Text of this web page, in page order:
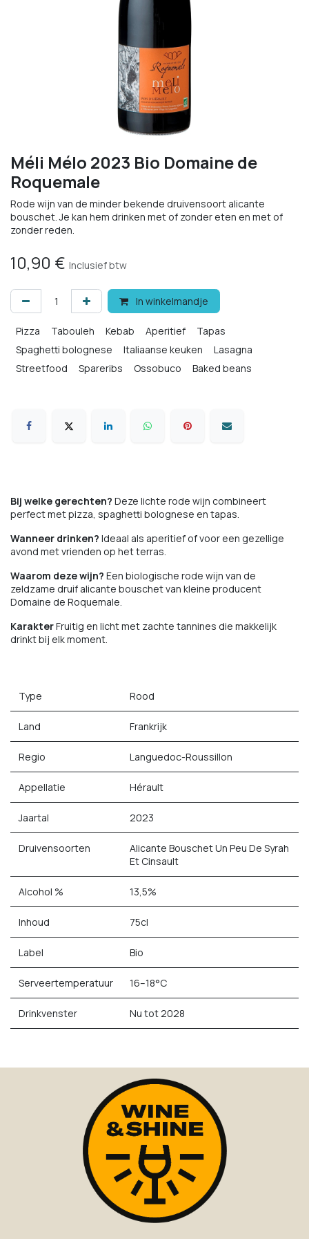
Méli Mélo 2023 Bio Domaine de
Roquemale
Rode wijn van de minder bekende druivensoort alicante
bouschet. Je kan hem drinken met of zonder eten en met of
zonder reden.
10,90 € Inclusief btw
In winkelmandje
Pizza Tabouleh Kebab Aperitief
Tapas
Spaghetti bolognese
Italiaanse keuken
Lasagna
Streetfood
Spareribs Ossobuco
Baked beans
Bij welke gerechten? Deze lichte rode wijn combineert
perfect met pizza, spaghetti bolognese en tapas.
Wanneer drinken? Ideaal als aperitief of voor een gezellige
avond met vrienden op het terras.
Waarom deze wijn? Een biologische rode wijn van de
zeldzame druif alicante bouschet van kleine producent
Domaine de Roquemale.
KarakterFruitig en licht met zachte tannines die makkelijk
drinkt bij elk moment.
Type Rood
Land Frankrijk
Regio Languedoc-Roussillon
Appellatie Hérault
Jaartal 2023
Druivensoorten
Alicante Bouschet Un Peu De Syrah
Et Cinsault
Alcohol % 13,5%
Inhoud 75cl
Label Bio
Serveertemperatuur 16–18°C
Drinkvenster Nu tot 2028